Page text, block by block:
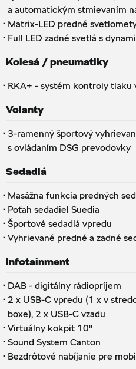
a automatickým stmievaním
· Matrix-LED predné
· Full LED zadné svetlá s
Kolesá / pneumatiky
· RKA+ - systém kontroly tlaku
Volanty
· 3-ramenný športový
s ovládaním DSG prevodovky
Sedadlá
· Masážna funkcia predných
· Poťah sedadiel Suedia
· Športové sedadlá vpredu
· Vyhrievané predné a zadné
Infotainment
· DAB - digitálny rádiopríjem
· 2 x USB-C vpredu (1 x v
boxe), 2 x USB-C vzadu
· Virtuálny kokpit 10"
· Sound System Canton
· Bezdrôtové nabíjanie pre